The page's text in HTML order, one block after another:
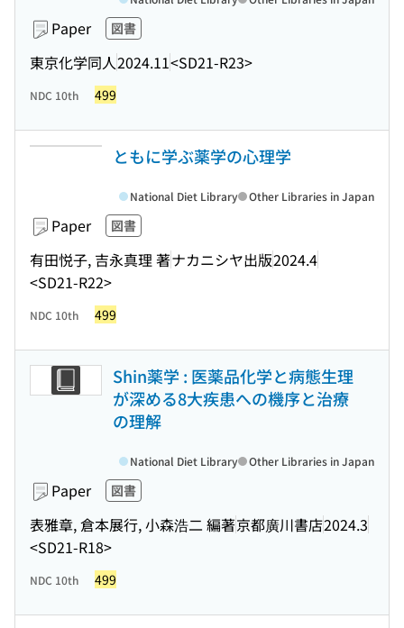
Paper 図書
東京化学同人2024.11<SD21-R23>
NDC 10th 499
ともに学ぶ薬学の心理学
Paper 図書
有田悦子, 吉永真理 著ナカニシヤ出版2024.4
<SD21-R22>
National Diet Library Other Libraries in Japan
NDC 10th 499
Shin薬学 : 医薬品化学と病態生理
が深める8大疾患への機序と治療
の理解
Paper 図書
表雅章, 倉本展行, 小森浩二 編著京都廣川書店2024.3
<SD21-R18>
National Diet Library Other Libraries in Japan
NDC 10th 499